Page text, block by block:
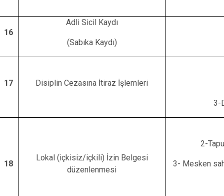
16
Adli Sicil Kaydı
(Sabıka Kaydı)
17 Disiplin Cezasına İtiraz İşlemleri
3-
18
Lokal (içkisiz/içkili) İzin Belgesi
düzenlenmesi
2-
3- Mesken